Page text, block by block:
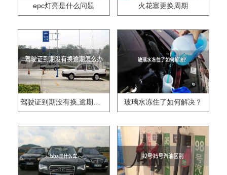
epc灯亮是什么问题 火花塞更换周期
驾驶证到期没有换,逾期怎么办?? 玻璃水冻住了如何解决？